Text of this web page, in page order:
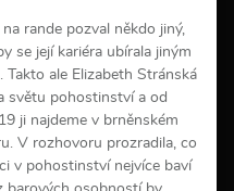
na rande pozval někdo jiný,
se její kariéra ubírala jiným
Takto ale Elizabeth Stránská
světu pohostinství a od
ji najdeme v brněnském
V rozhovoru prozradila, co
v pohostinství nejvíce baví